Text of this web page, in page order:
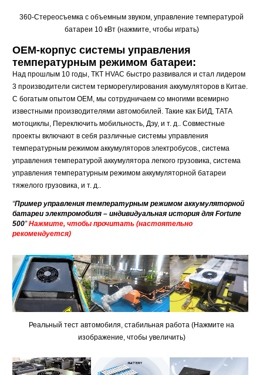
360-Стереосъемка с объемным звуком, управление температурой
батареи 10 кВт (нажмите, чтобы играть)
OEM-корпус системы управления
температурным режимом батареи:
Над прошлым 10 годы, ТКТ HVAC быстро развивался и стал лидером
3 производители систем терморегулирования аккумуляторов в Китае.
С богатым опытом OEM, мы сотрудничаем со многими всемирно
известными производителями автомобилей. Такие как БИД, ТАТА
мотоциклы, Переключить мобильность, Дэу, и т. д.. Совместные
проекты включают в себя различные системы управления
температурным режимом аккумуляторов электробусов., система
управления температурой аккумулятора легкого грузовика, система
управления температурным режимом аккумуляторной батареи
тяжелого грузовика, и т. д..
“Пример управления температурным режимом аккумуляторной
батареи электромобиля – индивидуальная история для Fortune
500”Нажмите, чтобы прочитать (настоятельно
рекомендуется)
Реальный тест автомобиля, стабильная работа (Нажмите на
изображение, чтобы увеличить)